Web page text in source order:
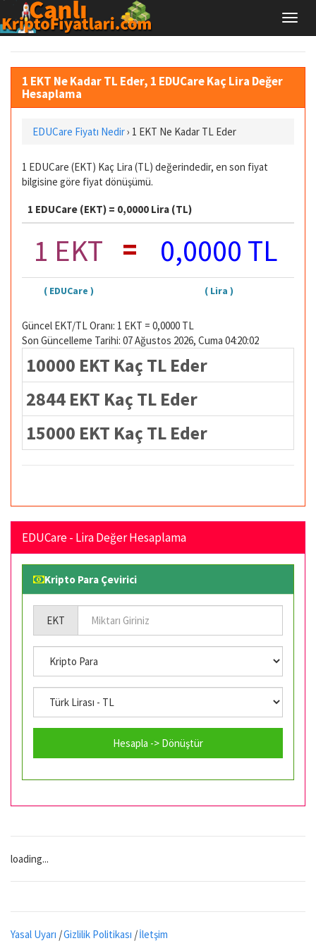
1 EKT Ne Kadar TL Eder, 1 EDUCare Kaç Lira Değer
Hesaplama
EDUCare Fiyatı Nedir› 1 EKT Ne Kadar TL Eder
1 EDUCare (EKT) Kaç Lira (TL) değerindedir, en son fiyat
bilgisine göre fiyat dönüşümü.
1 EDUCare (EKT) = 0,0000 Lira (TL)
1 EKT = 0,0000 TL
( EDUCare ) ( Lira )
Güncel EKT/TL Oranı: 1 EKT = 0,0000 TL
Son Güncelleme Tarihi: 07 Ağustos 2026, Cuma 04:20:02
10000 EKT Kaç TL Eder
2844 EKT Kaç TL Eder
15000 EKT Kaç TL Eder
EDUCare - Lira Değer Hesaplama
Kripto Para Çevirici
EKT
Hesapla -> Dönüştür
loading...
Yasal Uyarı |Gizlilik Politikası |İletşim